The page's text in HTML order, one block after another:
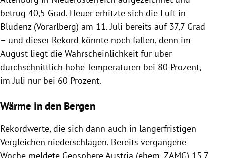
betrug 40,5 Grad. Heuer erhitzte sich die Luft in
Bludenz (Vorarlberg) am 11. Juli bereits auf 37,7 Grad
– und dieser Rekord könnte noch fallen, denn im
August liegt die Wahrscheinlichkeit für über
durchschnittlich hohe Temperaturen bei 80 Prozent,
im Juli nur bei 60 Prozent.
Wärme in den Bergen
Rekordwerte, die sich dann auch in längerfristigen
Vergleichen niederschlagen. Bereits vergangene
Woche meldete Geosphere Austria (ehem. ZAMG) 15,7